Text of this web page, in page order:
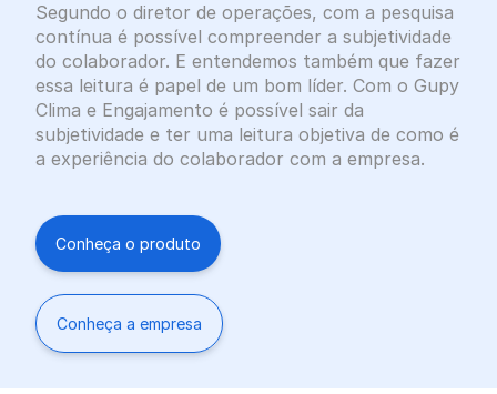
Segundo o diretor de operações, com a pesquisa
contínua é possível compreender a subjetividade
do colaborador. E entendemos também que fazer
essa leitura é papel de um bom líder. Com o Gupy
Clima e Engajamento é possível sair da
subjetividade e ter uma leitura objetiva de como é
a experiência do colaborador com a empresa.
Conheça o produto
Conheça a empresa